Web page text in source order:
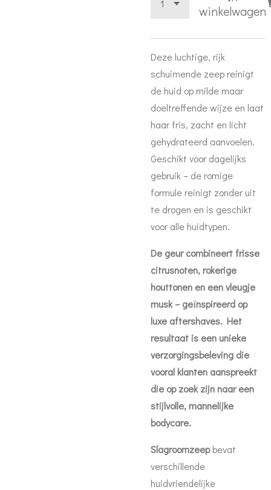
winkelwagen
Deze luchtige, rijk
schuimende zeep reinigt
de huid op milde maar
doeltreffende wijze en laat
haar fris, zacht en licht
gehydrateerd aanvoelen.
Geschikt voor dagelijks
gebruik – de romige
formule reinigt zonder uit
te drogen en is geschikt
voor alle huidtypen.
De geur combineert frisse
citrusnoten, rokerige
houttonen en een vleugje
musk – geïnspireerd op
luxe aftershaves. Het
resultaat is een unieke
verzorgingsbeleving die
vooral klanten aanspreekt
die op zoek zijn naar een
stijlvolle, mannelijke
bodycare.
Slagroomzeep bevat
verschillende
huidvriendelijke